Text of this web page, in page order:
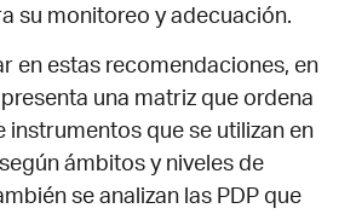
su monitoreo y adecuación.
en estas recomendaciones, en
una matriz que ordena
instrumentos que se utilizan en
ámbitos y niveles de
se analizan las PDP que